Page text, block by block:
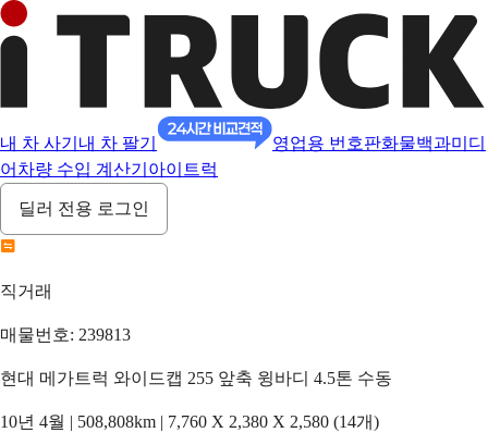
내 차 사기 내 차 팔기 영업용 번호판화물백과미디
어 차량 수입 계산기 아이트럭
딜러 전용 로그인
직거래
매물번호: 239813
현대 메가트럭 와이드캡 255 앞축 윙바디 4.5톤 수동
10년 4월 | 508,808km | 7,760 X 2,380 X 2,580 (14개)